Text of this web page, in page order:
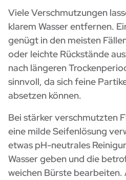
Viele Verschmutzungen
klarem Wasser entfernen.
genügt in den meisten
oder leichte Rückstände
nach längeren
sinnvoll, da sich feine
absetzen können.
Bei stärker verschmutzten
eine milde Seifenlösung
etwas pH-neutrales
Wasser geben und die
weichen Bürste bearbeiten.